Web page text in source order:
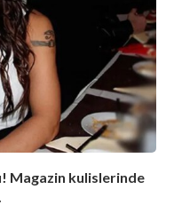
Magazin kulislerinde